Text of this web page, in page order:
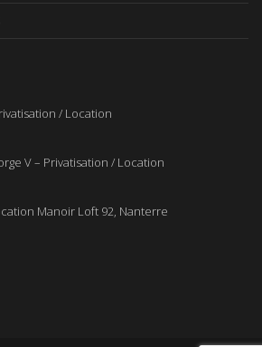
/ Location
V – Privatisation / Location
Manoir Loft 92, Nanterre